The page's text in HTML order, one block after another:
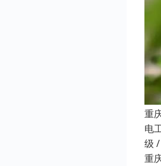
重
电
级
重